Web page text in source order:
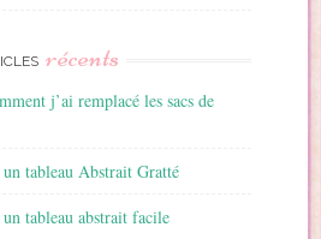
récents
j’ai remplacé les sacs de
tableau Abstrait Gratté
tableau abstrait facile